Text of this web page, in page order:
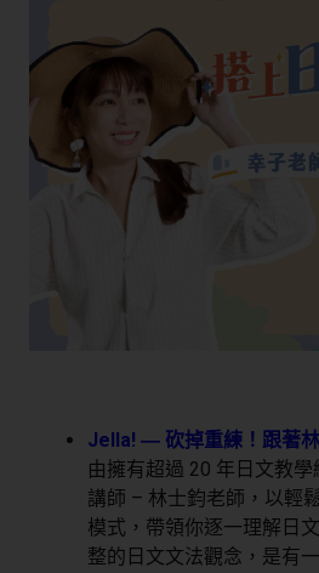
Jella! ― 砍掉重練！跟著
由擁有超過 20 年日文教
講師 – 林士鈞老師，以輕
模式，帶領你逐一理解日
整的日文文法觀念，是有